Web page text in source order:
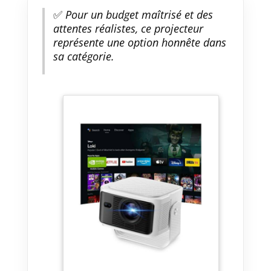
✅Pour un budget maîtrisé et des
attentes réalistes, ce projecteur
représente une option honnête dans
sa catégorie.